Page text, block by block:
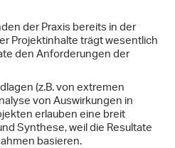
der Praxis bereits in der
Projektinhalte trägt wesentlich
den Anforderungen der
(z.B. von extremen
von Auswirkungen in
erlauben eine breit
Synthese, weil die Resultate
basieren.